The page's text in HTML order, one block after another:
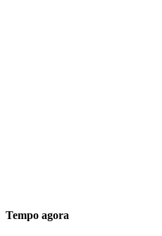
Tempo agora